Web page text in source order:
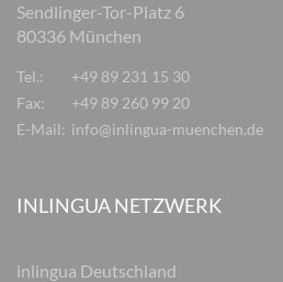
Sendlinger-Tor-Platz 6
80336 München
Tel.:
+49 89 231 15 30
Fax:
+49 89 260 99 20
E-Mail: info@inlingua-muenchen.de
INLINGUA NETZWERK
inlingua Deutschland